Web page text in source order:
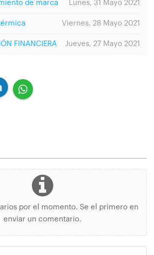
Lunes, 31 Mayo 2021
de marca
Viernes, 28 Mayo 2021
Jueves, 27 Mayo 2021
FINANCIERA
por el momento. Se el primero en
enviar un comentario.